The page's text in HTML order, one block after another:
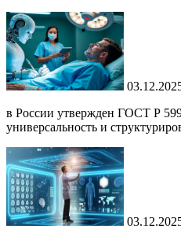
в России утвержден ГОСТ Р
универсальность и